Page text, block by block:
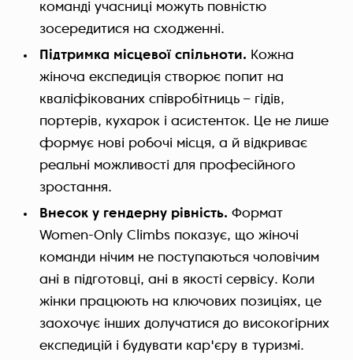
команді учасниці можуть повністю
зосередитися на сходженні.
Підтримка місцевої спільноти. Кожна
жіноча експедиція створює попит на
кваліфікованих співробітниць – гідів,
портерів, кухарок і асистенток. Це не лише
формує нові робочі місця, а й відкриває
реальні можливості для професійного
зростання.
Внесок у гендерну рівність. Формат
Women-Only Climbs показує, що жіночі
команди нічим не поступаються чоловічим
ані в підготовці, ані в якості сервісу. Коли
жінки працюють на ключових позиціях, це
заохочує інших долучатися до високогірних
експедицій і будувати кар'єру в туризмі.